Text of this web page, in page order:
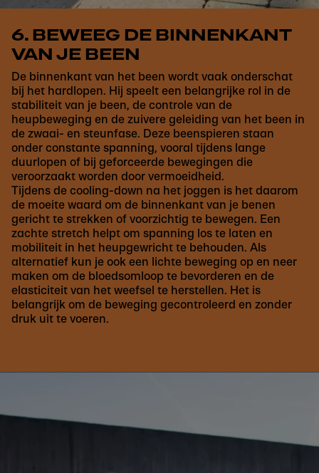
6. BEWEEG DE BINNENKANT
VAN JE BEEN
De binnenkant van het been wordt vaak onderschat
bij het hardlopen. Hij speelt een belangrijke rol in de
stabiliteit van je been, de controle van de
heupbeweging en de zuivere geleiding van het been in
de zwaai- en steunfase. Deze beenspieren staan
onder constante spanning, vooral tijdens lange
duurlopen of bij geforceerde bewegingen die
veroorzaakt worden door vermoeidheid.
Tijdens de cooling-down na het joggen is het daarom
de moeite waard om de binnenkant van je benen
gericht te strekken of voorzichtig te bewegen. Een
zachte stretch helpt om spanning los te laten en
mobiliteit in het heupgewricht te behouden. Als
alternatief kun je ook een lichte beweging op en neer
maken om de bloedsomloop te bevorderen en de
elasticiteit van het weefsel te herstellen. Het is
belangrijk om de beweging gecontroleerd en zonder
druk uit te voeren.